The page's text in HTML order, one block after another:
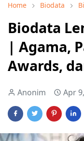
Home Biodata
Biodata
| Agama,
Awards,
Anonim Apr